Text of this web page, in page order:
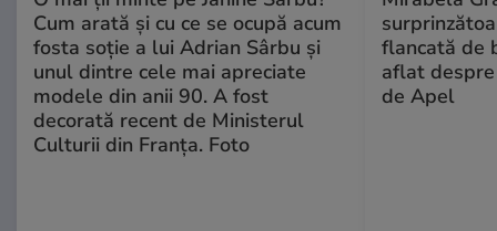
Cum arată și cu ce se ocupă acum
fosta soție a lui Adrian Sârbu și
unul dintre cele mai apreciate
modele din anii 90. A fost
decorată recent de Ministerul
Culturii din Franța. Foto
flancată de
aflat
de Apel